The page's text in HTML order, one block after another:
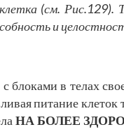
(см. Рис.129).
и
блоками в телах
питание
НА БОЛЕЕ